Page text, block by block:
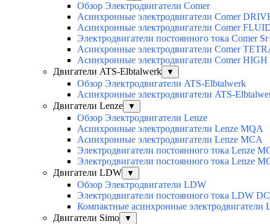
Обзор Электродвигатели Comer
Асинхронные электродвигатели Сomer
Асинхронные электродвигатели Сomer
Электродвигатели постоянного тока Сomer
Асинхронные электродвигатели Сomer
Асинхронные электродвигатели Сomer HIGH
Двигатели ATS-Elbtalwerk
▼
Обзор Электродвигатели ATS-Elbtalwerk
Асинхронные электродвигатели ATS-
Двигатели Lenze
▼
Обзор Электродвигатели Lenze
Асинхронные электродвигатели Lenze MQA
Асинхронные электродвигатели Lenze MCA
Электродвигатели постоянного тока Lenze
Электродвигатели постоянного тока Lenze
Двигатели LDW
▼
Обзор Электродвигатели LDW
Электродвигатели постоянного тока LDW DC
Компактные асинхронные электродвигатели
Двигатели Simo
▼